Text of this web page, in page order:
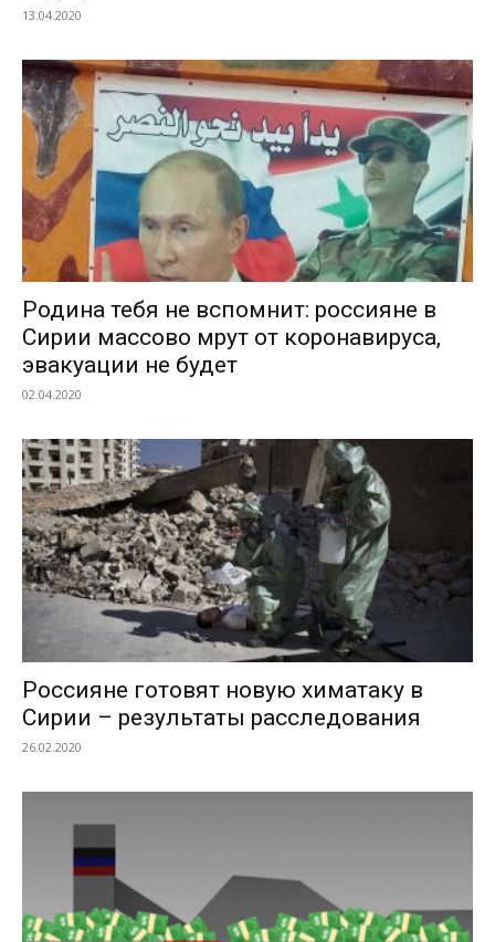
13.04.2020
Родина тебя не вспомнит: россияне в
Сирии массово мрут от коронавируса,
эвакуации не будет
02.04.2020
Россияне готовят новую химатаку в
Сирии – результаты расследования
26.02.2020